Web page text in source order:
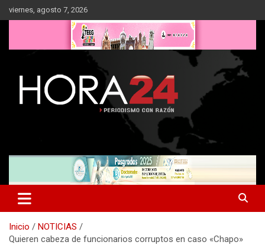
Saltar
al
viernes, agosto 7, 2026
Inicio
NOTICIAS
Quieren cabeza de funcionarios corruptos en caso «Chapo»